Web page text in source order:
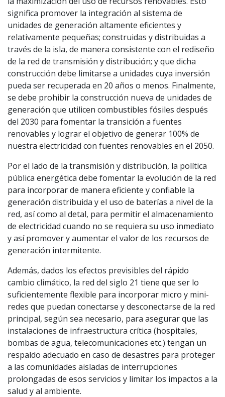
significa promover la integración al sistema de
unidades de generación altamente eficientes y
relativamente pequeñas; construidas y distribuidas a
través de la isla, de manera consistente con el rediseño
de la red de transmisión y distribución; y que dicha
construcción debe limitarse a unidades cuya inversión
pueda ser recuperada en 20 años o menos. Finalmente,
se debe prohibir la construcción nueva de unidades de
generación que utilicen combustibles fósiles después
del 2030 para fomentar la transición a fuentes
renovables y lograr el objetivo de generar 100% de
nuestra electricidad con fuentes renovables en el 2050.
Por el lado de la transmisión y distribución, la política
pública energética debe fomentar la evolución de la red
para incorporar de manera eficiente y confiable la
generación distribuida y el uso de baterías a nivel de la
red, así como al detal, para permitir el almacenamiento
de electricidad cuando no se requiera su uso inmediato
y así promover y aumentar el valor de los recursos de
generación intermitente.
Además, dados los efectos previsibles del rápido
cambio climático, la red del siglo 21 tiene que ser lo
suficientemente flexible para incorporar micro y mini-
redes que puedan conectarse y desconectarse de la red
principal, según sea necesario, para asegurar que las
instalaciones de infraestructura crítica (hospitales,
bombas de agua, telecomunicaciones etc.) tengan un
respaldo adecuado en caso de desastres para proteger
a las comunidades aisladas de interrupciones
prolongadas de esos servicios y limitar los impactos a la
salud y al ambiente.